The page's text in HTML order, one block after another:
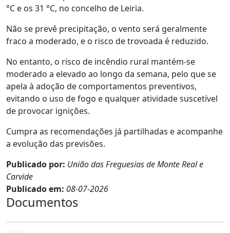
°C e os 31 °C, no concelho de Leiria.
Não se prevê precipitação, o vento será geralmente
fraco a moderado, e o risco de trovoada é reduzido.
No entanto, o risco de incêndio rural mantém-se
moderado a elevado ao longo da semana, pelo que se
apela à adoção de comportamentos preventivos,
evitando o uso de fogo e qualquer atividade suscetível
de provocar ignições.
Cumpra as recomendações já partilhadas e acompanhe
a evolução das previsões.
Publicado por: União das Freguesias de Monte Real e
Carvide
Publicado em: 08-07-2026
Documentos